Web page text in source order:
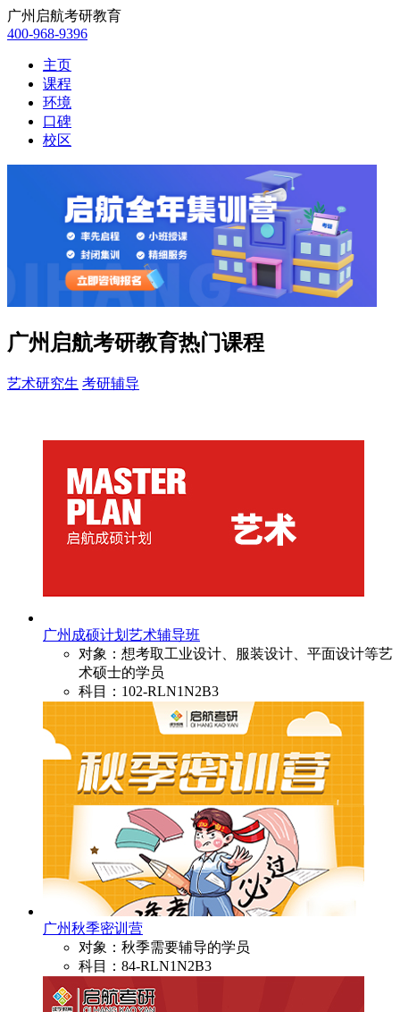
广州启航考研教育
400-968-9396
主页
课程
环境
口碑
校区
广州启航考研教育热门课程
艺术研究生 考研辅导
广州成硕计划艺术辅导班
对象：想考取工业设计、服装设计、平面设计等艺
术硕士的学员
科目：102-RLN1N2B3
广州秋季密训营
对象：秋季需要辅导的学员
科目：84-RLN1N2B3